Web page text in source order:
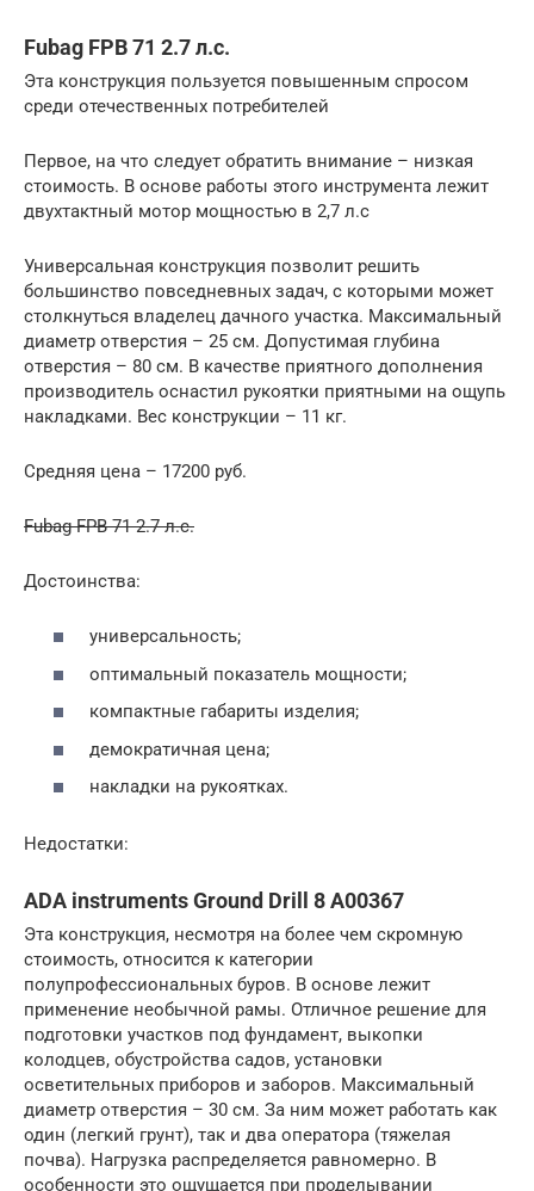
Fubag FPB 71 2.7 л.с.
Эта конструкция пользуется повышенным спросом
среди отечественных потребителей
Первое, на что следует обратить внимание – низкая
стоимость. В основе работы этого инструмента лежит
двухтактный мотор мощностью в 2,7 л.с
Универсальная конструкция позволит решить
большинство повседневных задач, с которыми может
столкнуться владелец дачного участка. Максимальный
диаметр отверстия – 25 см. Допустимая глубина
отверстия – 80 см. В качестве приятного дополнения
производитель оснастил рукоятки приятными на ощупь
накладками. Вес конструкции – 11 кг.
Средняя цена – 17200 руб.
Fubag FPB 71 2.7 л.с.
Достоинства:
универсальность;
оптимальный показатель мощности;
компактные габариты изделия;
демократичная цена;
накладки на рукоятках.
Недостатки:
ADA instruments Ground Drill 8 A00367
Эта конструкция, несмотря на более чем скромную
стоимость, относится к категории
полупрофессиональных буров. В основе лежит
применение необычной рамы. Отличное решение для
подготовки участков под фундамент, выкопки
колодцев, обустройства садов, установки
осветительных приборов и заборов. Максимальный
диаметр отверстия – 30 см. За ним может работать как
один (легкий грунт), так и два оператора (тяжелая
почва). Нагрузка распределяется равномерно. В
особенности это ощущается при проделывании